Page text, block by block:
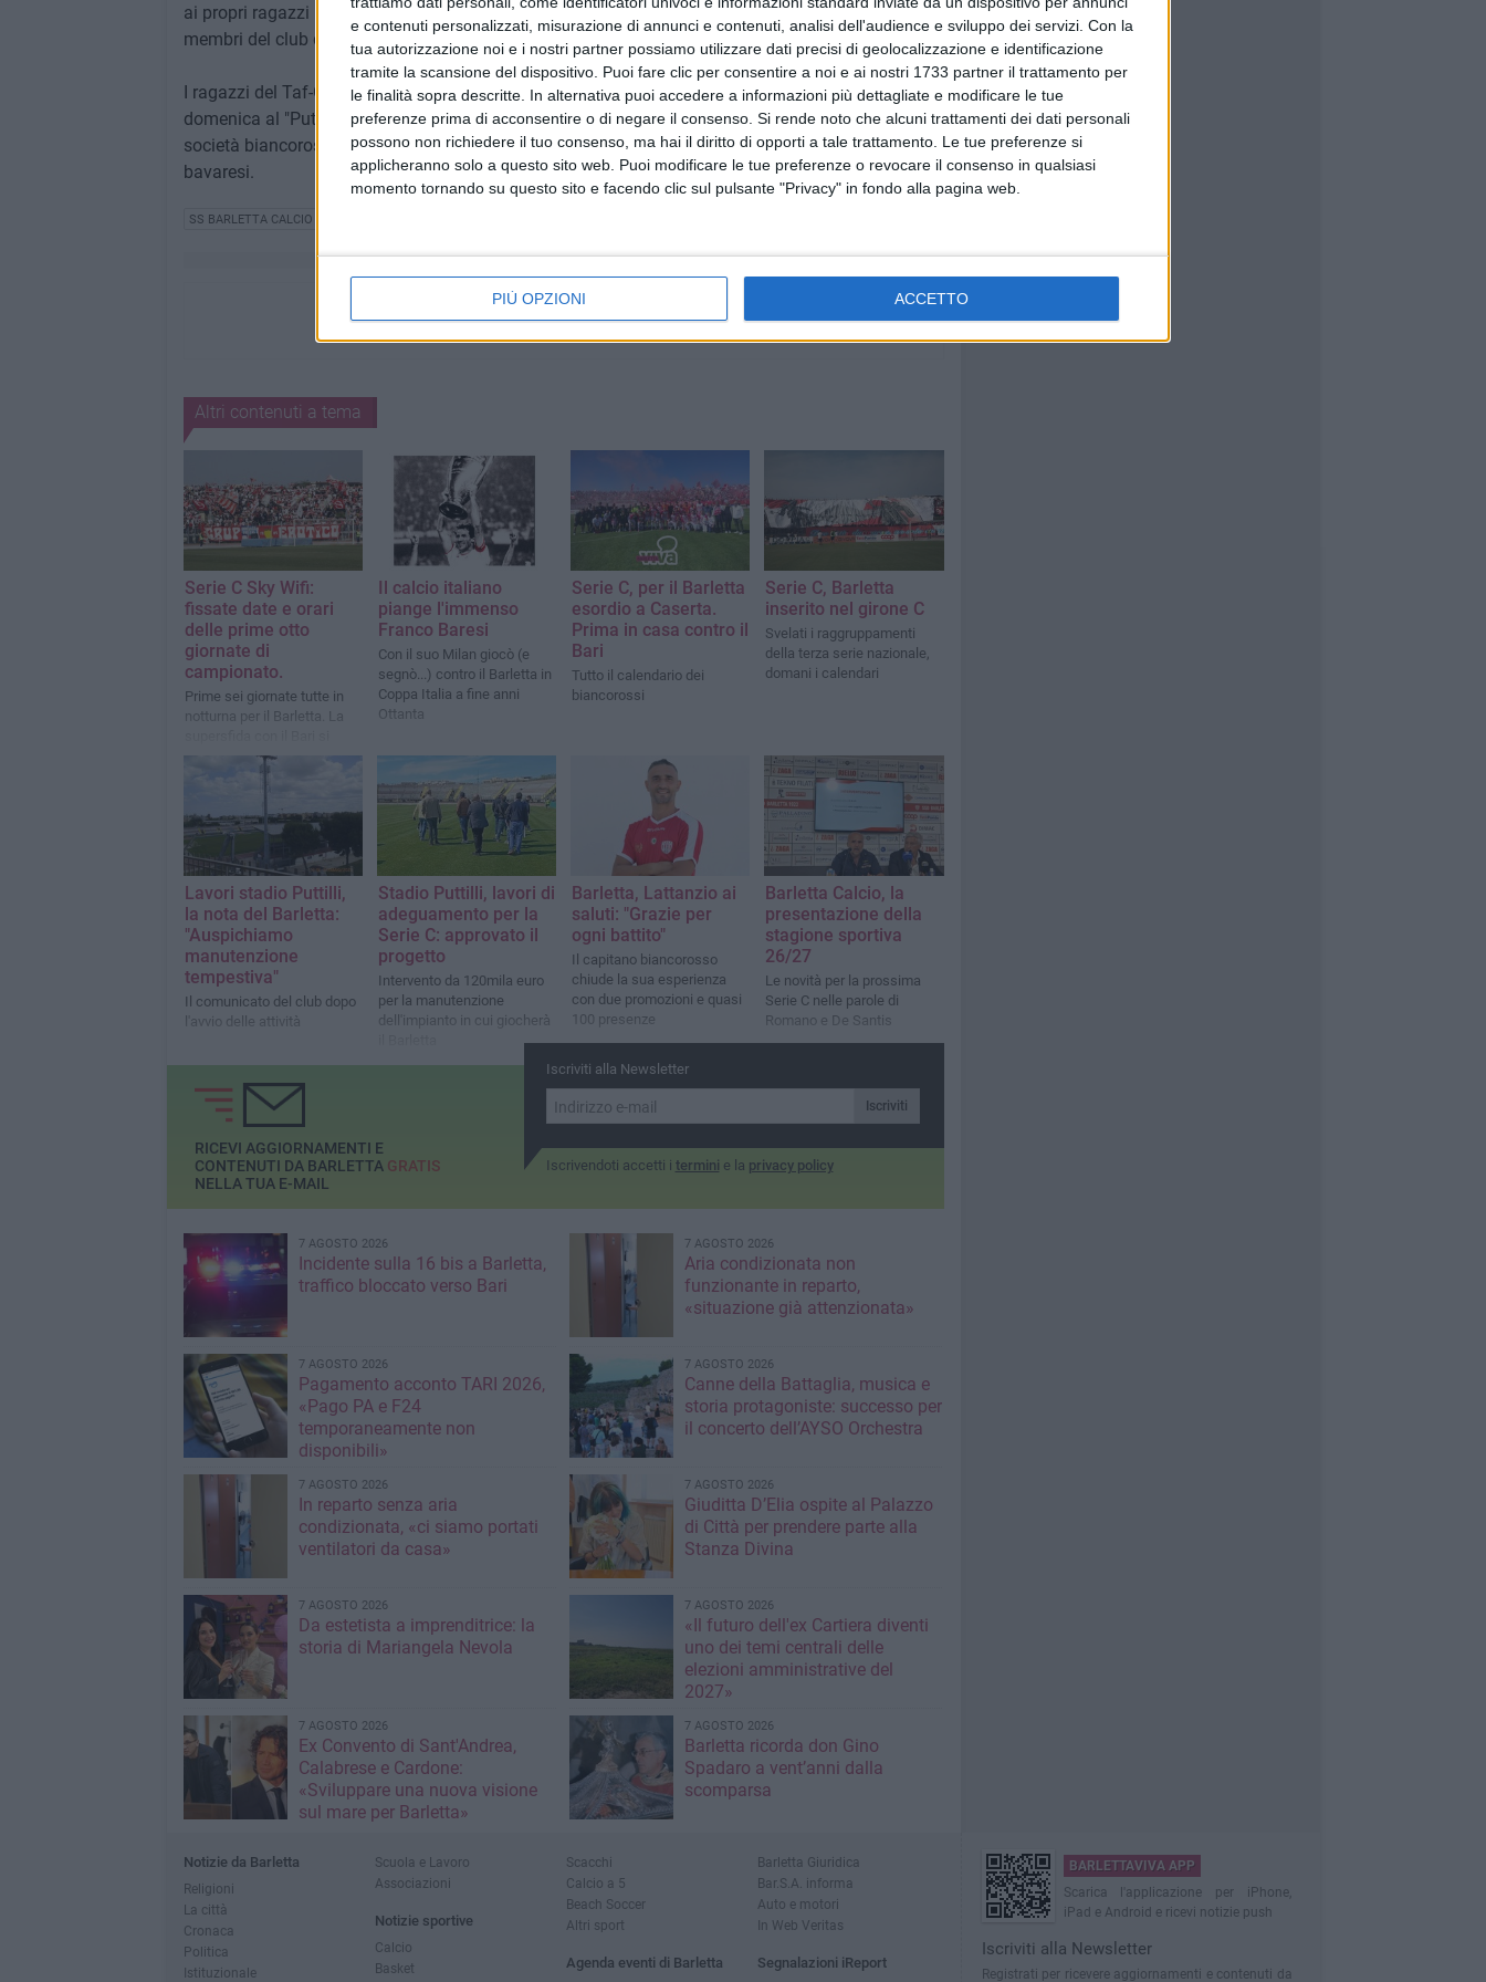
e contenuti personalizzati, misurazione di annunci e contenuti, analisi dell'audience e sviluppo dei servizi. Con la
tua autorizzazione noi e i nostri partner possiamo utilizzare dati precisi di geolocalizzazione e identificazione
tramite la scansione del dispositivo. Puoi fare clic per consentire a noi e ai nostri 1733 partner il trattamento per
le finalità sopra descritte. In alternativa puoi accedere a informazioni più dettagliate e modificare le tue
preferenze prima di acconsentire o di negare il consenso. Si rende noto che alcuni trattamenti dei dati personali
possono non richiedere il tuo consenso, ma hai il diritto di opporti a tale trattamento. Le tue preferenze si
applicheranno solo a questo sito web. Puoi modificare le tue preferenze o revocare il consenso in qualsiasi
momento tornando su questo sito e facendo clic sul pulsante "Privacy" in fondo alla pagina web.
PIÙ OPZIONI ACCETTO
ai propri ragazzi un'esperienza nella propria città natale e di confrontarsi e relazionarsi con i
membri del club del quale è da sempre tifoso.
I ragazzi del Taf-Glonntal assisteranno all'incontro che il Barletta di Sciannimanico disputerà
domenica al "Puttilli" contro la Vibonese. Importante questa collaborazione tra il club tedesco e la
società biancorossi per ampliare gli orizzonti e per scovare qualche giovane talento tra i piccoli
bavaresi.
SS BARLETTA CALCIO
Altri contenuti a tema
Serie C Sky Wifi:
fissate date e orari
delle prime otto
giornate di
campionato.
Prime sei giornate tutte in
notturna per il Barletta. La
giocheràvenerdì 28 agosto
alle ore 21. Contro il Potenza
settembre.
Il calcio italiano
piange l'immenso
Franco Baresi
Con il suo Milan giocò (e
segnò...) contro il Barletta in
Coppa Italia a fine anni
Ottanta
Serie C, per il Barletta
esordio a Caserta.
Prima in casa contro il
Bari
Tutto il calendario dei
biancorossi
Serie C, Barletta
inserito nel girone C
Svelati i raggruppamenti
della terza serie nazionale,
domani i calendari
Lavori stadio Puttilli,
la nota del Barletta:
"Auspichiamo
manutenzione
tempestiva"
Il comunicato del club dopo
l'avvio delle attività
Stadio Puttilli, lavori di
adeguamento per la
Serie C: approvato il
progetto
Intervento da 120mila euro
per la manutenzione
dell'impianto in cui giocherà
Barletta, Lattanzio ai
saluti: "Grazie per
ogni battito"
Il capitano biancorosso
chiude la sua esperienza
con due promozioni e quasi
100 presenze
Barletta Calcio, la
presentazione della
stagione sportiva
26/27
Le novità per la prossima
Serie C nelle parole di
Romano e De Santis
Iscriviti alla Newsletter
Iscriviti
Iscrivendoti accetti i termini e la privacy policy
RICEVI AGGIORNAMENTI E
CONTENUTI DA BARLETTA GRATIS
NELLA TUA E-MAIL
7 AGOSTO 2026
Incidente sulla 16 bis a Barletta,
traffico bloccato verso Bari
7 AGOSTO 2026
Aria condizionata non
funzionante in reparto,
«situazione già attenzionata»
7 AGOSTO 2026
Pagamento acconto TARI 2026,
«Pago PA e F24
temporaneamente non
disponibili»
7 AGOSTO 2026
Canne della Battaglia, musica e
storia protagoniste: successo per
il concerto dell’AYSO Orchestra
7 AGOSTO 2026
In reparto senza aria
condizionata, «ci siamo portati
ventilatori da casa»
7 AGOSTO 2026
Giuditta D’Elia ospite al Palazzo
di Città per prendere parte alla
Stanza Divina
7 AGOSTO 2026
Da estetista a imprenditrice: la
storia di Mariangela Nevola
7 AGOSTO 2026
«Il futuro dell'ex Cartiera diventi
uno dei temi centrali delle
elezioni amministrative del
2027»
7 AGOSTO 2026
Ex Convento di Sant'Andrea,
Calabrese e Cardone:
«Sviluppare una nuova visione
sul mare per Barletta»
7 AGOSTO 2026
Barletta ricorda don Gino
Spadaro a vent’anni dalla
scomparsa
Notizie da Barletta
Religioni
La città
Cronaca
Politica
Istituzionale
Scuola e Lavoro
Associazioni
Notizie sportive
Calcio
Basket
Scacchi
Calcio a 5
Beach Soccer
Altri sport
Agenda eventi di Barletta
Barletta Giuridica
Bar.S.A. informa
Auto e motori
In Web Veritas
Segnalazioni iReport
BARLETTAVIVA APP
Scarica l'applicazione per iPhone,
iPad e Android e ricevi notizie push
Iscriviti alla Newsletter
Registrati per ricevere aggiornamenti e contenuti da